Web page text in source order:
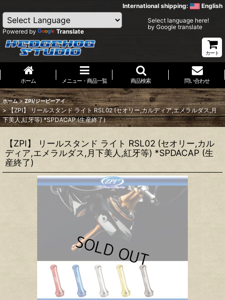
International shipping: English
Powered by Translate
Select language here!
by Google translate
カート
ホーム メニュー・商品一覧 商品検索 問い合わせ
ホーム > ZPI/ジーピーアイ
> 【ZPI】 リールスタンド ライト RSL02 (セオリー,カルディア,エメラルダス,月
下美人,紅牙等) *SPDACAP (生産終了)
【ZPI】 リールスタンド ライト RSL02 (セオリー,カル
ディア,エメラルダス,月下美人,紅牙等) *SPDACAP (生
産終了)